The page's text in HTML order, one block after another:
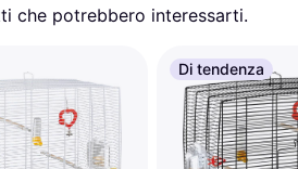
che potrebbero interessarti.
Di tendenza